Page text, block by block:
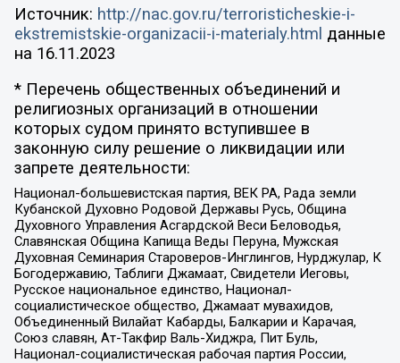
Источник: http://nac.gov.ru/terroristicheskie-i-
ekstremistskie-organizacii-i-materialy.html данные
на 16.11.2023
* Перечень общественных объединений и
религиозных организаций в отношении
которых судом принято вступившее в
законную силу решение о ликвидации или
запрете деятельности:
Национал-большевистская партия, ВЕК РА, Рада земли
Кубанской Духовно Родовой Державы Русь, Община
Духовного Управления Асгардской Веси Беловодья,
Славянская Община Капища Веды Перуна, Мужская
Духовная Семинария Староверов-Инглингов, Нурджулар, К
Богодержавию, Таблиги Джамаат, Свидетели Иеговы,
Русское национальное единство, Национал-
социалистическое общество, Джамаат мувахидов,
Объединенный Вилайат Кабарды, Балкарии и Карачая,
Союз славян, Ат-Такфир Валь-Хиджра, Пит Буль,
Национал-социалистическая рабочая партия России,